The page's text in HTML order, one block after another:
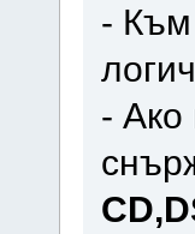
-
- Ако